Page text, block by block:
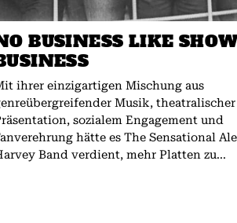
BUSINESS LIKE
ihrer einzigartigen Mischung aus
Musik, theatralischer
sozialem Engagement und
hätte es The Sensational
Band verdient, mehr Platten zu...